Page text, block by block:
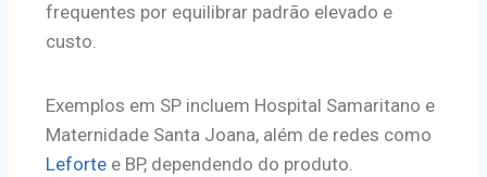
frequentes por equilibrar padrão elevado e
custo.
Exemplos em SP incluem Hospital Samaritano e
Maternidade Santa Joana, além de redes como
Leforte e BP, dependendo do produto.